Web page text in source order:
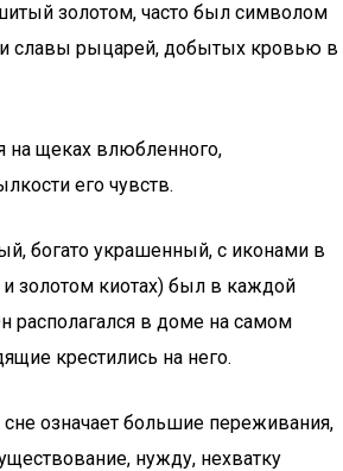
золотом, часто был символом
и славы рыцарей, добытых кровью в
на щеках влюбленного,
его чувств.
богато украшенный, с иконами в
золотом киотах) был в каждой
располагался в доме на самом
крестились на него.
означает большие переживания,
нужду, нехватку